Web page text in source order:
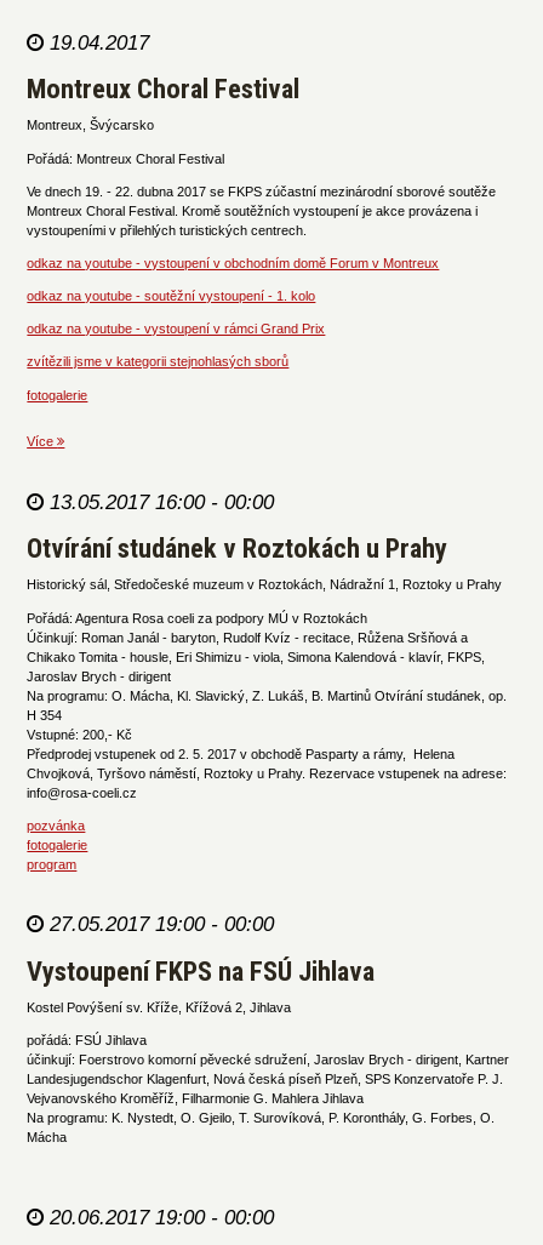
19.04.2017
Montreux Choral Festival
Montreux, Švýcarsko
Pořádá: Montreux Choral Festival
Ve dnech 19. - 22. dubna 2017 se FKPS zúčastní mezinárodní sborové soutěže
Montreux Choral Festival. Kromě soutěžních vystoupení je akce provázena i
vystoupeními v přilehlých turistických centrech.
odkaz na youtube - vystoupení v obchodním domě Forum v Montreux
odkaz na youtube - soutěžní vystoupení - 1. kolo
odkaz na youtube - vystoupení v rámci Grand Prix
zvítězili jsme v kategorii stejnohlasých sborů
fotogalerie
Více
13.05.2017 16:00 - 00:00
Otvírání studánek v Roztokách u Prahy
Historický sál, Středočeské muzeum v Roztokách, Nádražní 1, Roztoky u Prahy
Pořádá: Agentura Rosa coeli za podpory MÚ v Roztokách
Účinkují: Roman Janál - baryton, Rudolf Kvíz - recitace, Růžena Sršňová a
Chikako Tomita - housle, Eri Shimizu - viola, Simona Kalendová - klavír, FKPS,
Jaroslav Brych - dirigent
Na programu: O. Mácha, Kl. Slavický, Z. Lukáš, B. Martinů Otvírání studánek, op.
H 354
Vstupné: 200,- Kč
Předprodej vstupenek od 2. 5. 2017 v obchodě Pasparty a rámy, Helena
Chvojková, Tyršovo náměstí, Roztoky u Prahy. Rezervace vstupenek na adrese:
info@rosa-coeli.cz
pozvánka
fotogalerie
program
27.05.2017 19:00 - 00:00
Vystoupení FKPS na FSÚ Jihlava
Kostel Povýšení sv. Kříže, Křížová 2, Jihlava
pořádá: FSÚ Jihlava
účinkují: Foerstrovo komorní pěvecké sdružení, Jaroslav Brych - dirigent, Kartner
Landesjugendschor Klagenfurt, Nová česká píseň Plzeň, SPS Konzervatoře P. J.
Vejvanovského Kroměříž, Filharmonie G. Mahlera Jihlava
Na programu: K. Nystedt, O. Gjeilo, T. Surovíková, P. Koronthály, G. Forbes, O.
Mácha
20.06.2017 19:00 - 00:00